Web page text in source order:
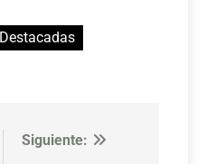
Destacadas
Siguiente: